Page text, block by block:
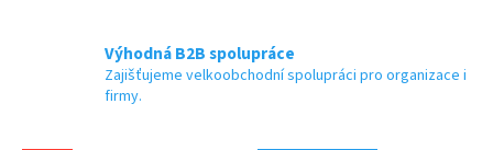
Výhodná B2B spolupráce
Zajišťujeme velkoobchodní spolupráci pro organizace i
firmy.